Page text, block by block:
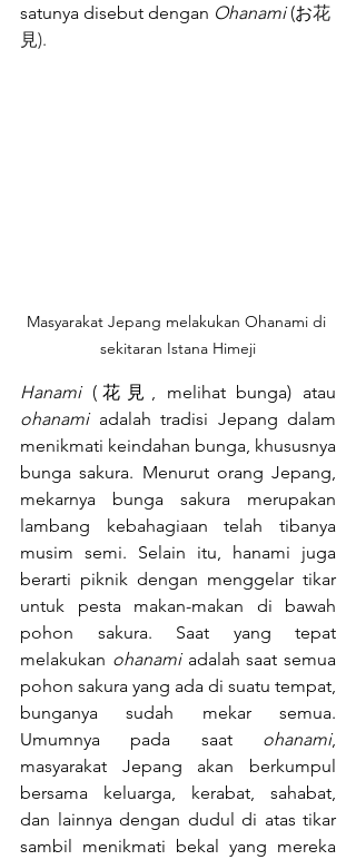
satunya disebut dengan Ohanami (お花
見).
Masyarakat Jepang melakukan Ohanami di
sekitaran Istana Himeji
Hanami
ohanami adalah tradisi Jepang dalam
menikmati keindahan bunga, khususnya
bunga sakura. Menurut orang Jepang,
mekarnya bunga sakura merupakan
lambang kebahagiaan telah tibanya
musim semi. Selain itu, hanami juga
berarti piknik dengan menggelar tikar
untuk pesta makan-makan di bawah
pohon sakura. Saat yang tepat
melakukan ohanami adalah saat semua
pohon sakura yang ada di suatu tempat,
bunganya sudah mekar semua.
Umumnya pada saat ohanami,
masyarakat Jepang akan berkumpul
bersama keluarga, kerabat, sahabat,
dan lainnya dengan dudul di atas tikar
sambil menikmati bekal yang mereka